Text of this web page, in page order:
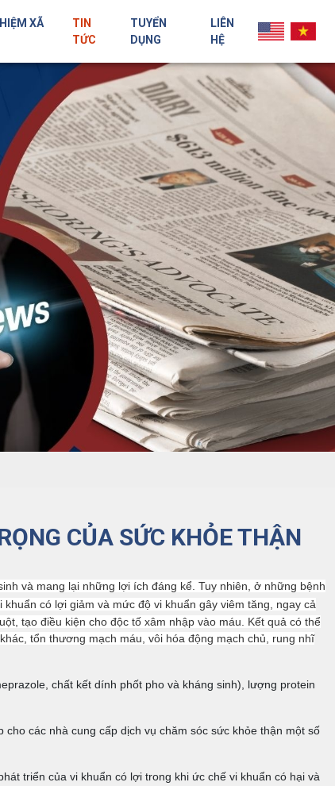
XÃ
TIN
TỨC
TUYỂN
DỤNG
LIÊN
HỆ
CỦA SỨC KHỎE THẬN
và mang lại những lợi ích đáng kể. Tuy nhiên, ở những bệnh
có lợi giảm và mức độ vi khuẩn gây viêm tăng, ngay cả
tạo điều kiện cho độc tố xâm nhập vào máu. Kết quả có thể
tổn thương mạch máu, vôi hóa động mạch chủ, rung nhĩ
chất kết dính phốt pho và kháng sinh), lượng protein
các nhà cung cấp dịch vụ chăm sóc sức khỏe thận một số
triển của vi khuẩn có lợi trong khi ức chế vi khuẩn có hại và